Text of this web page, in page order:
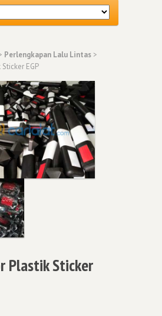
Perlengkapan Lalu Lintas >
EGP
Plastik Sticker